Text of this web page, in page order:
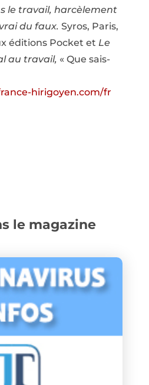
le travail, harcèlement
du faux. Syros, Paris,
éditions Pocket et Le
au travail, « Que sais-
hirigoyen.com/fr
le magazine